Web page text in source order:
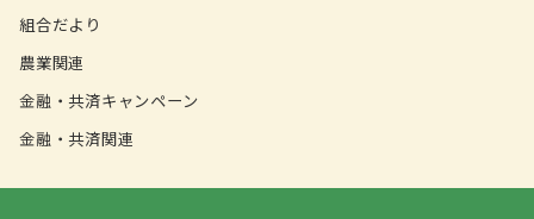
組合だより
農業関連
金融・共済キャンペーン
金融・共済関連